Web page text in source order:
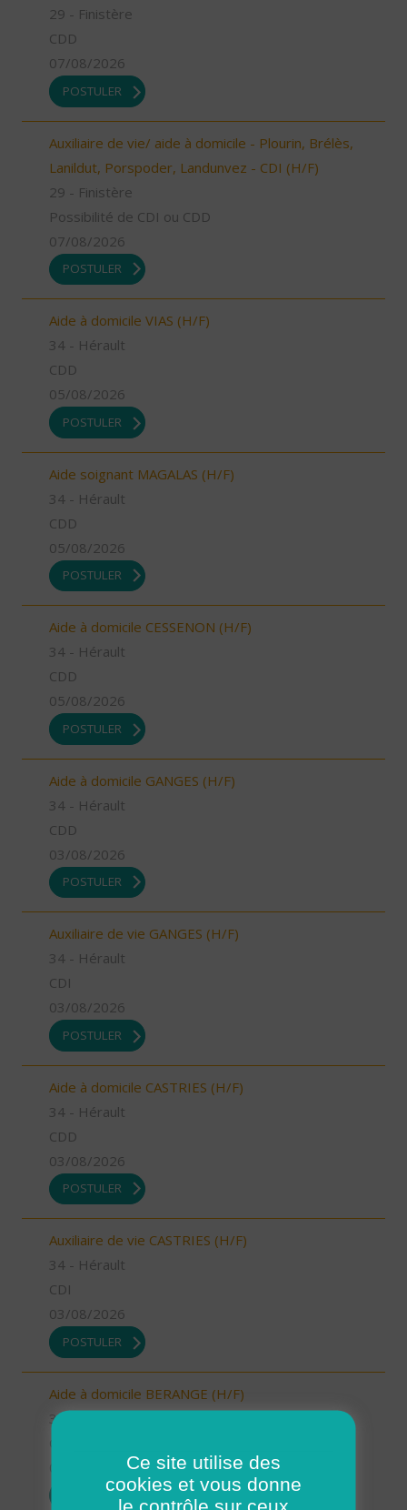
29 - Finistère
CDD
07/08/2026
POSTULER
Auxiliaire de vie/ aide à domicile - Plourin, Brélès,
Lanildut, Porspoder, Landunvez - CDI (H/F)
29 - Finistère
Possibilité de CDI ou CDD
07/08/2026
POSTULER
Aide à domicile VIAS (H/F)
34 - Hérault
CDD
05/08/2026
POSTULER
Aide soignant MAGALAS (H/F)
34 - Hérault
CDD
05/08/2026
POSTULER
Aide à domicile CESSENON (H/F)
34 - Hérault
CDD
05/08/2026
POSTULER
Aide à domicile GANGES (H/F)
34 - Hérault
CDD
03/08/2026
POSTULER
Auxiliaire de vie GANGES (H/F)
34 - Hérault
CDI
03/08/2026
POSTULER
Aide à domicile CASTRIES (H/F)
34 - Hérault
CDD
03/08/2026
POSTULER
Auxiliaire de vie CASTRIES (H/F)
34 - Hérault
CDI
03/08/2026
POSTULER
Aide à domicile BERANGE (H/F)
34 - Hérault
POSTULER
Ce site utilise des
cookies et vous donne
le contrôle sur ceux